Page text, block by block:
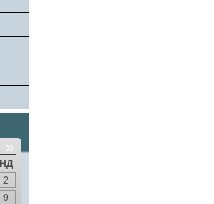
»
НД
2
9